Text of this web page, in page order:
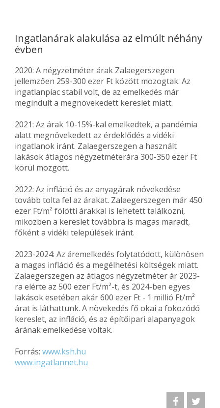
Ingatlanárak alakulása az elmúlt néhány
évben
2020: A négyzetméter árak Zalaegerszegen
jellemzően 259-300 ezer Ft között mozogtak. Az
ingatlanpiac stabil volt, de az emelkedés már
megindult a megnövekedett kereslet miatt.
2021: Az árak 10-15%-kal emelkedtek, a pandémia
alatt megnövekedett az érdeklődés a vidéki
ingatlanok iránt. Zalaegerszegen a használt
lakások átlagos négyzetméterára 300-350 ezer Ft
körül mozgott.
2022: Az infláció és az anyagárak növekedése
tovább tolta fel az árakat. Zalaegerszegen már 450
ezer Ft/m² fölötti árakkal is lehetett találkozni,
miközben a kereslet továbbra is magas maradt,
főként a vidéki települések iránt.
2023-2024: Az áremelkedés folytatódott, különösen
a magas infláció és a megélhetési költségek miatt.
Zalaegerszegen az átlagos négyzetméter ár 2023-
ra elérte az 500 ezer Ft/m²-t, és 2024-ben egyes
lakások esetében akár 600 ezer Ft - 1 millió Ft/m²
árat is láthattunk. A növekedés fő okai a fokozódó
kereslet, az infláció, és az építőipari alapanyagok
árának emelkedése voltak​.
Forrás: www.ksh.hu
www.ingatlannet.hu